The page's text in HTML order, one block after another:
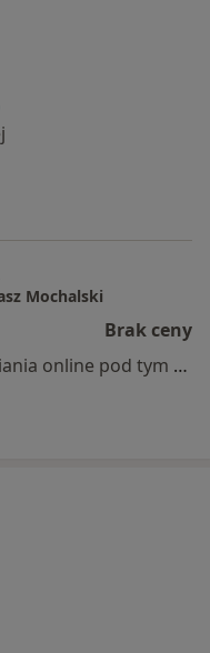
Mochalski
Brak ceny
Specjalista nie oferuje umawiania online pod tym adresem.